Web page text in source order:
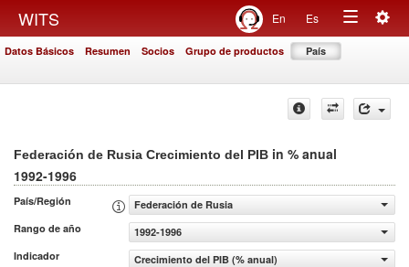
WITS En Es
Toggle
Datos Básicos Resumen Socios Grupo de productos País
Federación de Rusia Crecimiento del PIB in % anual
1992-1996
País/Región
Federación de Rusia
Rango de año
1992-1996
Indicador
Crecimiento del PIB (% anual)